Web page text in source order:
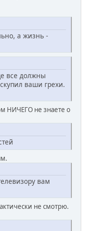
а жизнь -
все должны
ваши грехи.
НИЧЕГО не знаете о
вам
не смотрю.